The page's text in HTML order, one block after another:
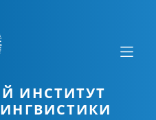
ИНСТИТУТ